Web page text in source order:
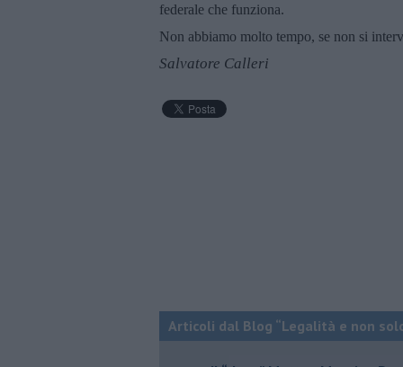
federale che funziona.
Non abbiamo molto tempo, se non si
Salvatore Calleri
Articoli dal Blog “Legalità e non